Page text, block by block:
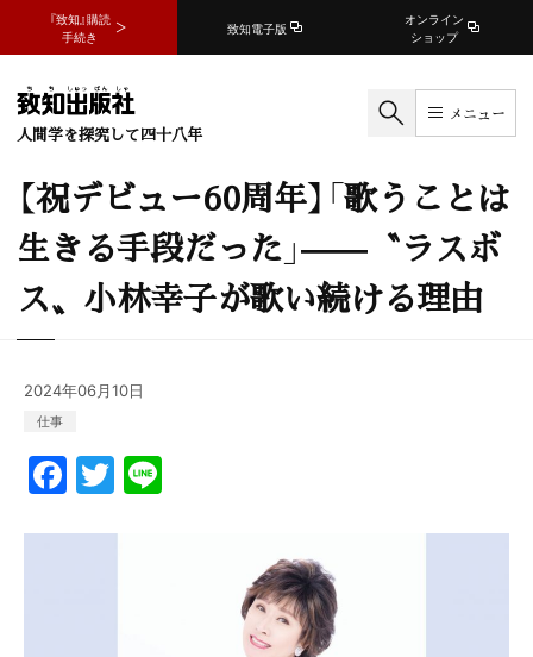
『致知』購読
手続き
致知電子版
オンライン
ショップ
人間学を探究して四十八年
メニュー
【祝デビュー60周年】「歌うことは
生きる手段だった」——〝ラスボ
ス〟小林幸子が歌い続ける理由
2024年06月10日
仕事
F
a
c
T
w
itt